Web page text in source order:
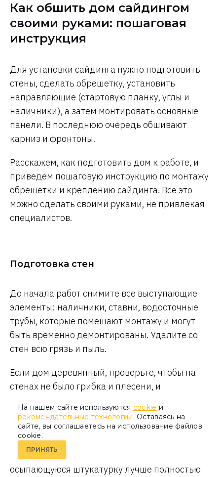
Как обшить дом сайдингом
своими руками: пошаговая
инструкция
Для установки сайдинга нужно подготовить
стены, сделать обрешетку, установить
направляющие (стартовую планку, углы и
наличники), а затем монтировать основные
панели. В последнюю очередь обшивают
карниз и фронтоны.
Расскажем, как подготовить дом к работе, и
приведем пошаговую инструкцию по монтажу
обрешетки и креплению сайдинга. Все это
можно сделать своими руками, не привлекая
специалистов.
Подготовка стен
До начала работ снимите все выступающие
элементы: наличники, ставни, водосточные
трубы, которые помешают монтажу и могут
быть временно демонтированы. Удалите со
стен всю грязь и пыль.
Если дом деревянный, проверьте, чтобы на
стенах не было грибка и плесени, и
антисептиком. Кирпичные, каменные и
блочные стены обследуйте на наличие
трещин и щелей — замажьте их
растворомили
осыпающуюся штукатурку лучше полностью
На нашем сайте используются cookie и
рекомендательные технологии. Оставаясь на
сайте, вы соглашаетесь на использование файлов
cookie.
ПРИНЯТЬ